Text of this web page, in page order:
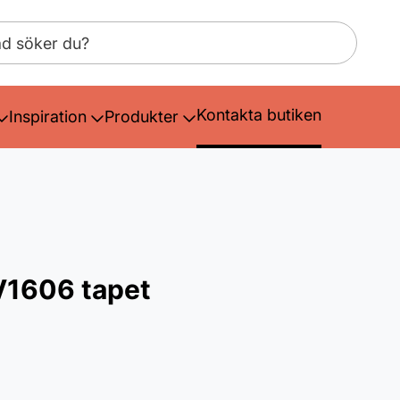
Inspiration Produkter Kontakta butiken
tapet